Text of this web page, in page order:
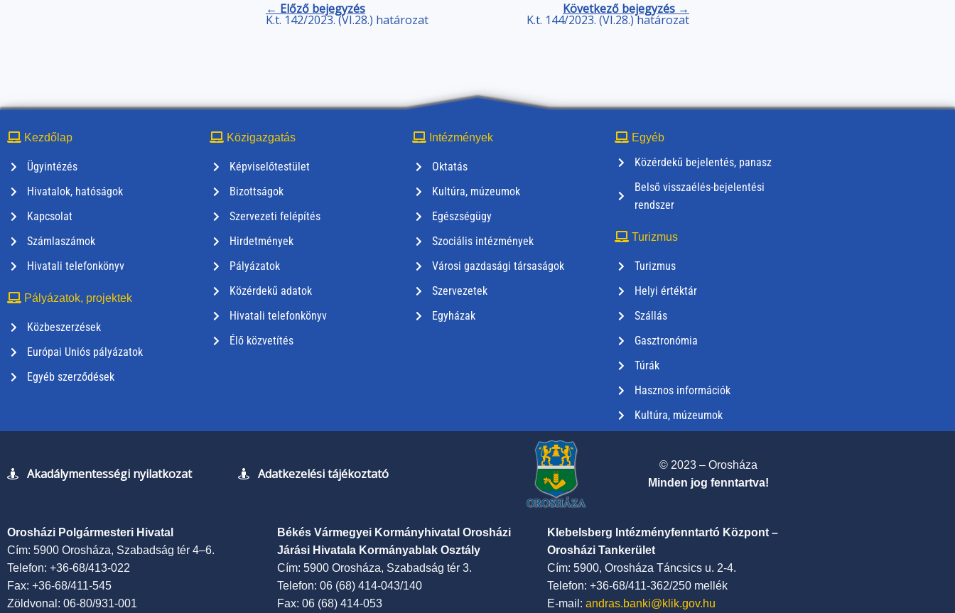
← Előző bejegyzés
K.t. 142/2023. (VI.28.) határozat
Következő bejegyzés →
K.t. 144/2023. (VI.28.) határozat
Kezdőlap
Ügyintézés
Hivatalok, hatóságok
Kapcsolat
Számlaszámok
Hivatali telefonkönyv
Pályázatok, projektek
Közbeszerzések
Európai Uniós pályázatok
Egyéb szerződések
Közigazgatás
Képviselőtestület
Bizottságok
Szervezeti felépítés
Hirdetmények
Pályázatok
Közérdekű adatok
Hivatali telefonkönyv
Élő közvetítés
Intézmények
Oktatás
Kultúra, múzeumok
Egészségügy
Szociális intézmények
Városi gazdasági társaságok
Szervezetek
Egyházak
Egyéb
Közérdekű bejelentés, panasz
Belső visszaélés-bejelentési
rendszer
Turizmus
Turizmus
Helyi értéktár
Szállás
Gasztronómia
Túrák
Hasznos információk
Kultúra, múzeumok
Akadálymentességi nyilatkozat Adatkezelési tájékoztató
© 2023 – Orosháza
Minden jog fenntartva!
Orosházi Polgármesteri Hivatal
Cím: 5900 Orosháza, Szabadság tér 4–6.
Telefon: +36-68/413-022
Fax: +36-68/411-545
Zöldvonal: 06-80/931-001
Békés Vármegyei Kormányhivatal Orosházi
Járási Hivatala Kormányablak Osztály
Cím: 5900 Orosháza, Szabadság tér 3.
Telefon: 06 (68) 414-043/140
Fax: 06 (68) 414-053
Klebelsberg Intézményfenntartó Központ –
Orosházi Tankerület
Cím: 5900, Orosháza Táncsics u. 2-4.
Telefon: +36-68/411-362/250 mellék
E-mail: andras.banki@klik.gov.hu